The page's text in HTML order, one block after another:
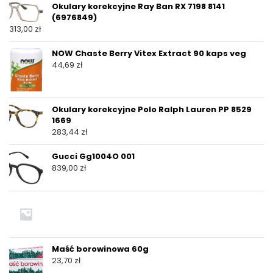
Okulary korekcyjne Ray Ban RX 7198 8141
(6976849)
313,00 zł
NOW Chaste Berry Vitex Extract 90 kaps veg
44,69 zł
Okulary korekcyjne Polo Ralph Lauren PP 8529
1669
283,44 zł
Gucci Gg1004O 001
839,00 zł
Maść borowinowa 60g
23,70 zł